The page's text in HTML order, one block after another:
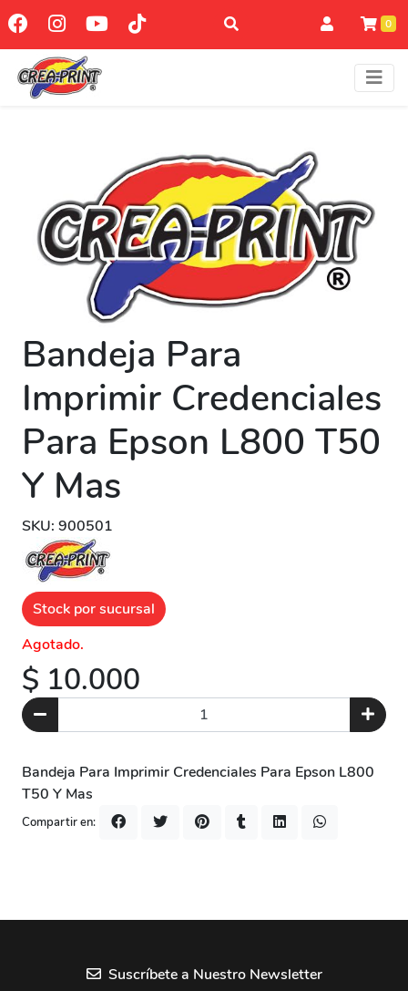
0
Bandeja Para
Imprimir Credenciales
Para Epson L800 T50
Y Mas
SKU: 900501
Stock por sucursal
Agotado.
$ 10.000
Bandeja Para Imprimir Credenciales Para Epson L800
T50 Y Mas
Compartir en:
Suscríbete a Nuestro Newsletter